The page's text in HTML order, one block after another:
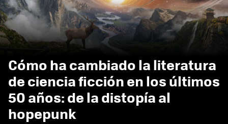
Cómo ha cambiado la literatura
de ciencia ficción en los últimos
50 años: de la distopía al
hopepunk